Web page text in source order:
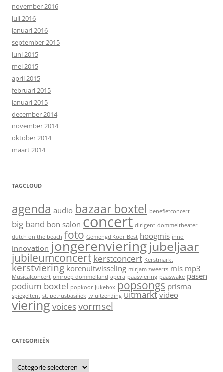
november 2016
juli 2016
januari 2016
september 2015
juni 2015
mei 2015
april 2015
februari 2015
januari 2015
december 2014
november 2014
oktober 2014
maart 2014
TAGCLOUD
agenda audio bazaar boxtel benefietconcert
big band bon salon concert dirigent dommeltheater
dutch on the beach foto Gemengd Koor Best hoogmis inno
innovation jongerenvieringjubeljaar
jubileumconcert kerstconcert Kerstmarkt
kerstviering korenuitwisseling mirjam zweerts mis mp3
Musicalconcert omroep dommelland opera paasviering paaswake pasen
podium boxtel popkoor Jukebox popsongs prisma
spiegeltent st. petrusbasiliek tv uitzending uitmarkt video
viering voicesvormsel
CATEGORIEËN
C